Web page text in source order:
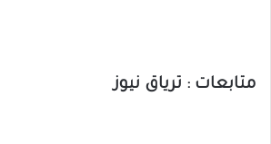
متابعات : ترياق نيوز